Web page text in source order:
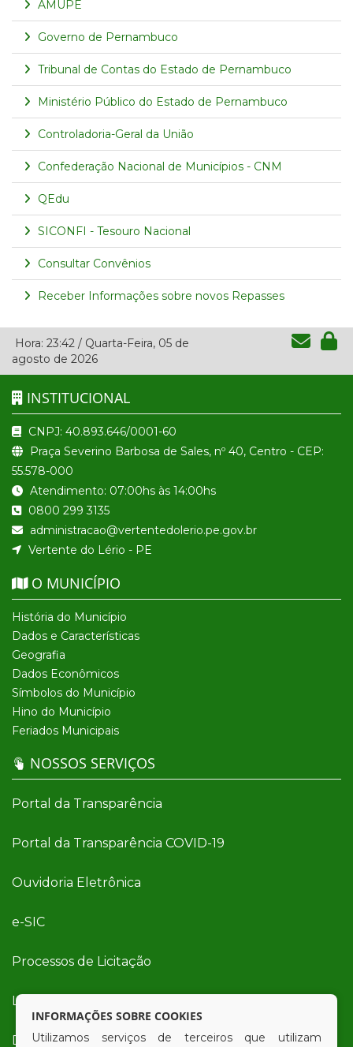
AMUPE
Governo de Pernambuco
Tribunal de Contas do Estado de Pernambuco
Ministério Público do Estado de Pernambuco
Controladoria-Geral da União
Confederação Nacional de Municípios - CNM
QEdu
SICONFI - Tesouro Nacional
Consultar Convênios
Receber Informações sobre novos Repasses
Hora: 23:42 / Quarta-Feira, 05 de
agosto de 2026
INSTITUCIONAL
CNPJ: 40.893.646/0001-60
Praça Severino Barbosa de Sales, nº 40, Centro - CEP:
55.578-000
Atendimento: 07:00hs às 14:00hs
0800 299 3135
administracao@vertentedolerio.pe.gov.br
Vertente do Lério - PE
O MUNICÍPIO
História do Município
Dados e Características
Geografia
Dados Econômicos
Símbolos do Município
Hino do Município
Feriados Municipais
NOSSOS SERVIÇOS
Portal da Transparência
Portal da Transparência COVID-19
Ouvidoria Eletrônica
e-SIC
Processos de Licitação
Licitações em Andamento
Diário Oficial
INFORMAÇÕES SOBRE COOKIES
Utilizamos serviços de terceiros que utilizam